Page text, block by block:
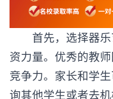
首先，选择器乐
资力量。优秀的教
竞争力。家长和学
询其他学生或者去